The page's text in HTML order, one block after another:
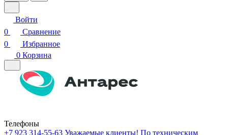
Войти
0
Сравнение
0
Избранное
0 Корзина
Телефоны
+7 923 314-55-63 Уважаемые клиенты! По техническим